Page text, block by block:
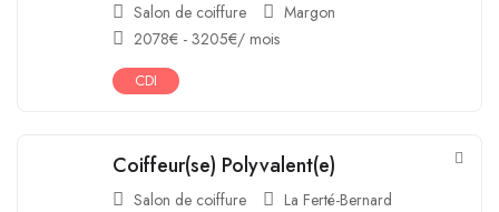
Salon de coiffure
Margon
2078€ - 3205€/ mois
CDI
Coiffeur(se) Polyvalent(e)
Salon de coiffure
La Ferté-Bernard